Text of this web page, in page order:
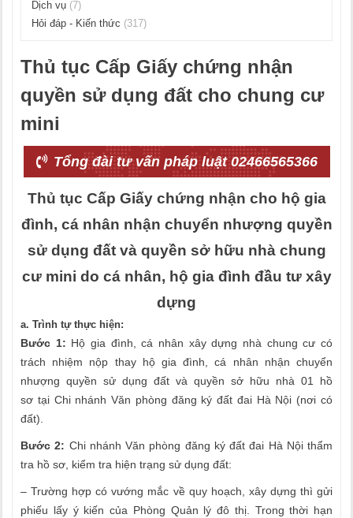
Dịch vụ (7)
Hỏi đáp - Kiến thức (317)
Thủ tục Cấp Giấy chứng nhận
quyền sử dụng đất cho chung cư
mini
Tổng đài tư vấn pháp luật 02466565366
Thủ tục Cấp Giấy chứng nhận cho hộ gia
đình, cá nhân nhận chuyển nhượng quyền
sử dụng đất và quyền sở hữu nhà chung
cư mini do cá nhân, hộ gia đình đầu tư xây
dựng
a. Trình tự thực hiện:
Bước 1: Hộ gia đình, cá nhân xây dựng nhà chung cư có
trách nhiệm nộp thay hộ gia đình, cá nhân nhận chuyển
nhượng quyền sử dụng đất và quyền sở hữu nhà 01 hồ
sơ tại Chi nhánh Văn phòng đăng ký đất đai Hà Nội (nơi có
đất).
Bước 2: Chi nhánh Văn phòng đăng ký đất đai Hà Nội thẩm
tra hồ sơ, kiểm tra hiện trạng sử dụng đất:
– Trường hợp có vướng mắc về quy hoạch, xây dựng thì gửi
phiếu lấy ý kiến của Phòng Quản lý đô thị. Trong thời hạn